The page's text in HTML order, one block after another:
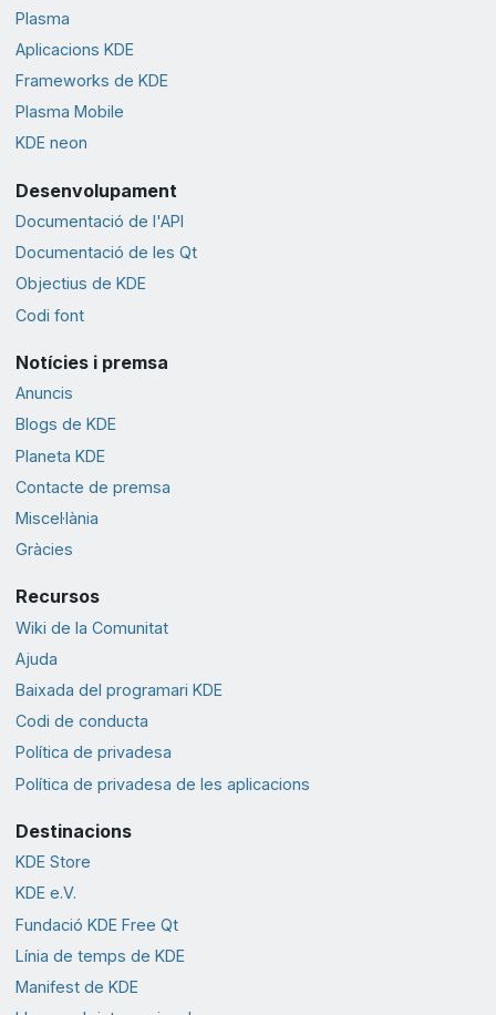
Plasma
Aplicacions KDE
Frameworks de KDE
Plasma Mobile
KDE neon
Desenvolupament
Documentació de l'API
Documentació de les Qt
Objectius de KDE
Codi font
Notícies i premsa
Anuncis
Blogs de KDE
Planeta KDE
Contacte de premsa
Miscel·lània
Gràcies
Recursos
Wiki de la Comunitat
Ajuda
Baixada del programari KDE
Codi de conducta
Política de privadesa
Política de privadesa de les aplicacions
Destinacions
KDE Store
KDE e.V.
Fundació KDE Free Qt
Línia de temps de KDE
Manifest de KDE